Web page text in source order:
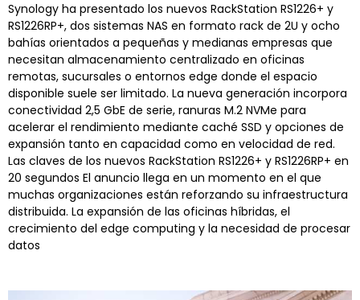
Synology ha presentado los nuevos RackStation RS1226+ y
RS1226RP+, dos sistemas NAS en formato rack de 2U y ocho
bahías orientados a pequeñas y medianas empresas que
necesitan almacenamiento centralizado en oficinas
remotas, sucursales o entornos edge donde el espacio
disponible suele ser limitado. La nueva generación incorpora
conectividad 2,5 GbE de serie, ranuras M.2 NVMe para
acelerar el rendimiento mediante caché SSD y opciones de
expansión tanto en capacidad como en velocidad de red.
Las claves de los nuevos RackStation RS1226+ y RS1226RP+ en
20 segundos El anuncio llega en un momento en el que
muchas organizaciones están reforzando su infraestructura
distribuida. La expansión de las oficinas híbridas, el
crecimiento del edge computing y la necesidad de procesar
datos